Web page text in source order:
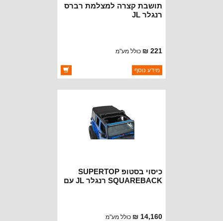
תושבת קצרה למצלמת רברס
רנגלר JL
221 ₪ כולל מע"מ
ברקוד: 68301879AD
יצרן:MOPAR CHRYSLER
מידע נוסף
כיסוי בסטופ SUPERTOP
SQUAREBACK רנגלר JL עם
14,160 ₪ כולל מע"מ